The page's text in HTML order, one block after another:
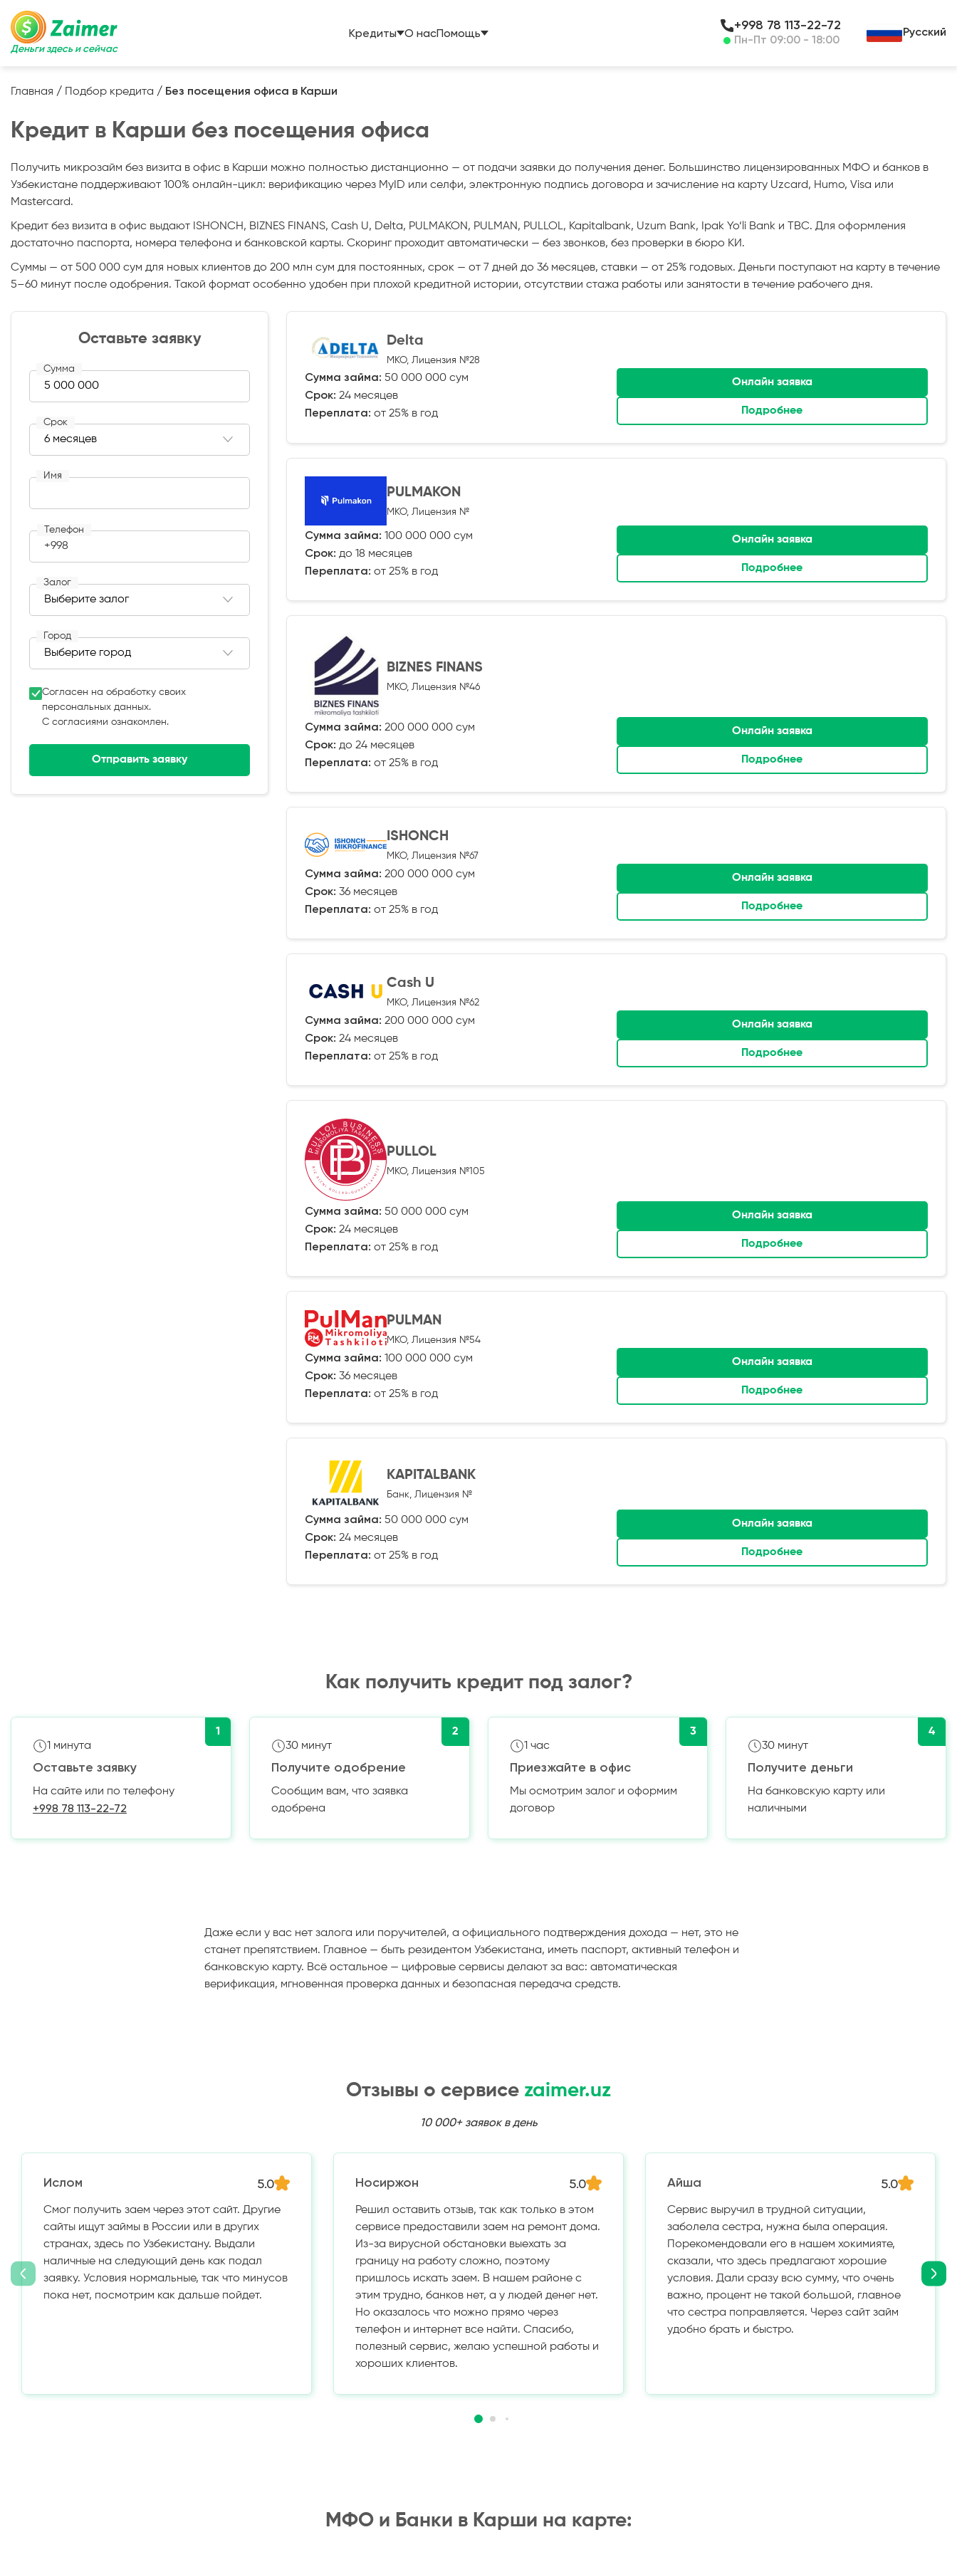
Деньги здесь и сейчас
Кредиты О насПомощь
+998 78 113-22-72
Пн-Пт 09:00 - 18:00
Русский
Главная / Подбор кредита / Без посещения офиса в Карши
Кредит в Карши без посещения офиса
Получить микрозайм без визита в офис в Карши можно полностью дистанционно — от подачи заявки до получения денег. Большинство лицензированных МФО и банков в
Узбекистане поддерживают 100% онлайн-цикл: верификацию через MyID или селфи, электронную подпись договора и зачисление на карту Uzcard, Humo, Visa или
Mastercard.
Кредит без визита в офис выдают ISHONCH, BIZNES FINANS, Cash U, Delta, PULMAKON, PULMAN, PULLOL, Kapitalbank, Uzum Bank, Ipak Yo‘li Bank и TBC. Для оформления
достаточно паспорта, номера телефона и банковской карты. Скоринг проходит автоматически — без звонков, без проверки в бюро КИ.
Суммы — от 500 000 сум для новых клиентов до 200 млн сум для постоянных, срок — от 7 дней до 36 месяцев, ставки — от 25% годовых. Деньги поступают на карту в течение
5–60 минут после одобрения. Такой формат особенно удобен при плохой кредитной истории, отсутствии стажа работы или занятости в течение рабочего дня.
Оставьте заявку
Сумма
Срок
Имя
Телефон
+998
Залог
Город
Согласен на обработку своих
персональных данных.
С согласиями ознакомлен.
Отправить заявку
Delta
МКО, Лицензия №28
Сумма займа: 50 000 000 сум
Срок: 24 месяцев
Переплата: от 25% в год
Онлайн заявка
Подробнее
PULMAKON
МКО, Лицензия №
Сумма займа: 100 000 000 сум
Срок: до 18 месяцев
Переплата: от 25% в год
Онлайн заявка
Подробнее
BIZNES FINANS
МКО, Лицензия №46
Сумма займа: 200 000 000 сум
Срок: до 24 месяцев
Переплата: от 25% в год
Онлайн заявка
Подробнее
ISHONCH
МКО, Лицензия №67
Сумма займа: 200 000 000 сум
Срок: 36 месяцев
Переплата: от 25% в год
Онлайн заявка
Подробнее
Cash U
МКО, Лицензия №62
Сумма займа: 200 000 000 сум
Срок: 24 месяцев
Переплата: от 25% в год
Онлайн заявка
Подробнее
PULLOL
МКО, Лицензия №105
Сумма займа: 50 000 000 сум
Срок: 24 месяцев
Переплата: от 25% в год
Онлайн заявка
Подробнее
PULMAN
МКО, Лицензия №54
Сумма займа: 100 000 000 сум
Срок: 36 месяцев
Переплата: от 25% в год
Онлайн заявка
Подробнее
KAPITALBANK
Банк, Лицензия №
Сумма займа: 50 000 000 сум
Срок: 24 месяцев
Переплата: от 25% в год
Онлайн заявка
Подробнее
Как получить кредит под залог?
1
1 минута
Оставьте заявку
На сайте или по телефону
+998 78 113-22-72
2
30 минут
Получите одобрение
Сообщим вам, что заявка
одобрена
3
1 час
Приезжайте в офис
Мы осмотрим залог и оформим
договор
4
30 минут
Получите деньги
На банковскую карту или
наличными
Даже если у вас нет залога или поручителей, а официального подтверждения дохода — нет, это не
станет препятствием. Главное — быть резидентом Узбекистана, иметь паспорт, активный телефон и
банковскую карту. Всё остальное — цифровые сервисы делают за вас: автоматическая
верификация, мгновенная проверка данных и безопасная передача средств.
Отзывы о сервисе zaimer.uz
10 000+ заявок в день
Ислом 5.0
Смог получить заем через этот сайт. Другие
сайты ищут займы в России или в других
странах, здесь по Узбекистану. Выдали
наличные на следующий день как подал
заявку. Условия нормальные, так что минусов
пока нет, посмотрим как дальше пойдет.
Носиржон 5.0
Решил оставить отзыв, так как только в этом
сервисе предоставили заем на ремонт дома.
Из-за вирусной обстановки выехать за
границу на работу сложно, поэтому
пришлось искать заем. В нашем районе с
этим трудно, банков нет, а у людей денег нет.
Но оказалось что можно прямо через
телефон и интернет все найти. Спасибо,
полезный сервис, желаю успешной работы и
хороших клиентов.
Айша 5.0
Сервис выручил в трудной ситуации,
заболела сестра, нужна была операция.
Порекомендовали его в нашем хокимияте,
сказали, что здесь предлагают хорошие
условия. Дали сразу всю сумму, что очень
важно, процент не такой большой, главное
что сестра поправляется. Через сайт займ
удобно брать и быстро.
МФО и Банки в Карши на карте: